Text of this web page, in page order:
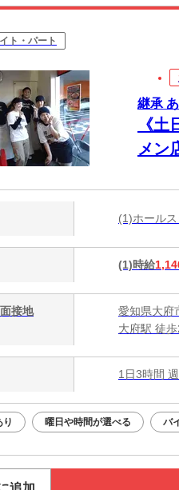
ト・パート
継承
《
メン
(1)ホール
(1)時給
接地
愛知県大府
大府駅 徒
1日3時間
り 曜日や時間が選べる バ